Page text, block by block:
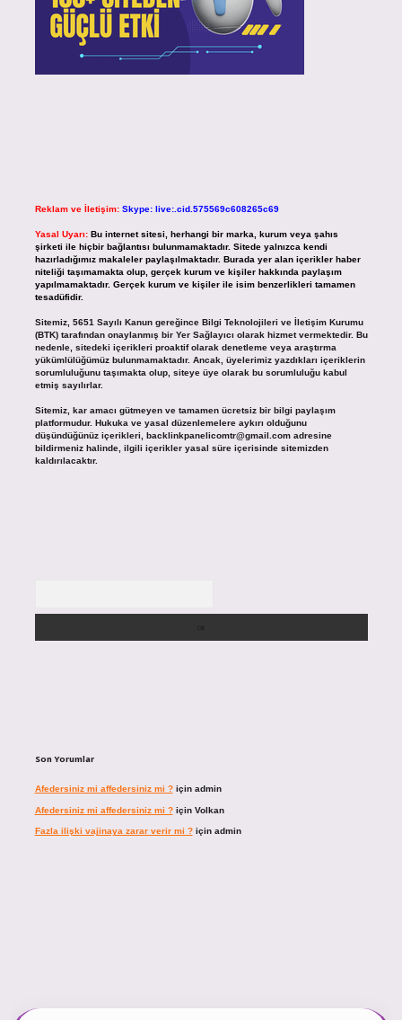
Reklam ve İletişim: Skype: live:.cid.575569c608265c69
Yasal Uyarı: Bu internet sitesi, herhangi bir marka, kurum veya şahıs
şirketi ile hiçbir bağlantısı bulunmamaktadır. Sitede yalnızca kendi
hazırladığımız makaleler paylaşılmaktadır. Burada yer alan içerikler haber
niteliği taşımamakta olup, gerçek kurum ve kişiler hakkında paylaşım
yapılmamaktadır. Gerçek kurum ve kişiler ile isim benzerlikleri tamamen
tesadüfidir.
Sitemiz, 5651 Sayılı Kanun gereğince Bilgi Teknolojileri ve İletişim Kurumu
(BTK) tarafından onaylanmış bir Yer Sağlayıcı olarak hizmet vermektedir. Bu
nedenle, sitedeki içerikleri proaktif olarak denetleme veya araştırma
yükümlülüğümüz bulunmamaktadır. Ancak, üyelerimiz yazdıkları içeriklerin
sorumluluğunu taşımakta olup, siteye üye olarak bu sorumluluğu kabul
etmiş sayılırlar.
Sitemiz, kar amacı gütmeyen ve tamamen ücretsiz bir bilgi paylaşım
platformudur. Hukuka ve yasal düzenlemelere aykırı olduğunu
düşündüğünüz içerikleri, backlinkpanelicomtr@gmail.comadresine
bildirmeniz halinde, ilgili içerikler yasal süre içerisinde sitemizden
kaldırılacaktır.
Son Yorumlar
Afedersiniz mi affedersiniz mi ?için admin
Afedersiniz mi affedersiniz mi ?için Volkan
Fazla ilişki vajinaya zarar verir mi ?için admin